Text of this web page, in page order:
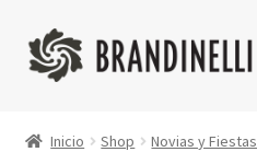
Ir
a
Ir
a
Inicio Shop Novias y Fiestas